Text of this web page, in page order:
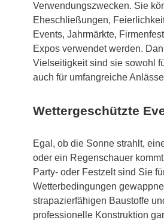
Verwendungszwecken. Sie
Eheschließungen,
Events, Jahrmärkte,
Expos verwendet werden.
Vielseitigkeit sind sie sowohl
auch für umfangreiche
Wettergeschützte
Egal, ob die Sonne strahlt,
oder ein Regenschauer
Party- oder Festzelt sind Sie
Wetterbedingungen
strapazierfähigen Baustoffe
professionelle Konstruktion